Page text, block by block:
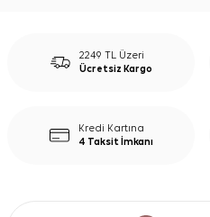
2249 TL Üzeri
Ücretsiz Kargo
Kredi Kartına
4 Taksit İmkanı